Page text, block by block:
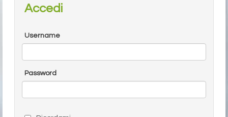
Accedi
Username
Password